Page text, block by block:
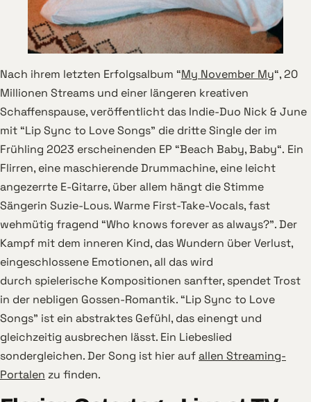
Nach ihrem letzten Erfolgsalbum “My November My“, 20
Millionen Streams und einer längeren kreativen
Schaffenspause, veröffentlicht das Indie-Duo Nick & June
mit “Lip Sync to Love Songs” die dritte Single der im
Frühling 2023 erscheinenden EP “Beach Baby, Baby“. Ein
Flirren, eine maschierende Drummachine, eine leicht
angezerrte E-Gitarre, über allem hängt die Stimme
Sängerin Suzie-Lous. Warme First-Take-Vocals, fast
wehmütig fragend “Who knows forever as always?”. Der
Kampf mit dem inneren Kind, das Wundern über Verlust,
eingeschlossene Emotionen, all das wird
durch spielerische Kompositionen sanfter, spendet Trost
in der nebligen Gossen-Romantik. “Lip Sync to Love
Songs” ist ein abstraktes Gefühl, das einengt und
gleichzeitig ausbrechen lässt. Ein Liebeslied
sondergleichen. Der Song ist hier aufallen Streaming-
Portalen zu finden.